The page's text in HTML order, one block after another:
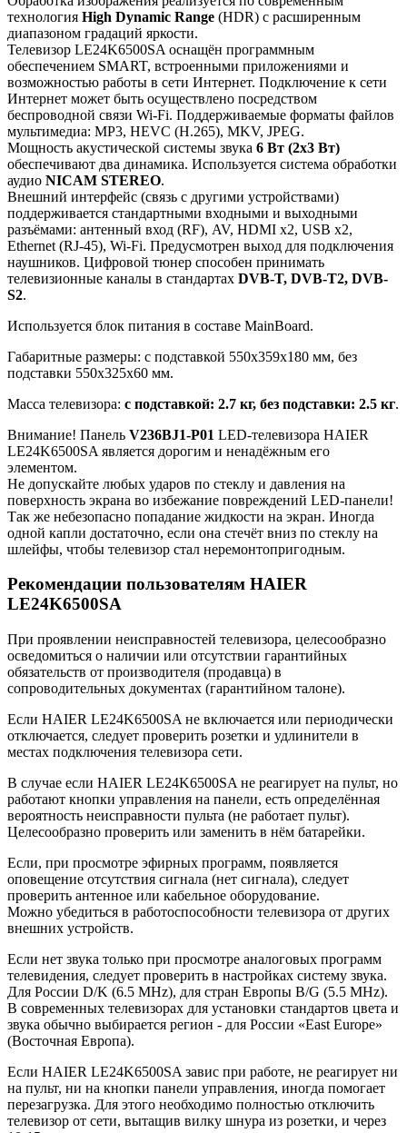
технология High Dynamic Range (HDR) с расширенным
диапазоном градаций яркости.
Телевизор LE24K6500SA оснащён программным
обеспечением SMART, встроенными приложениями и
возможностью работы в сети Интернет. Подключение к сети
Интернет может быть осуществлено посредством
беспроводной связи Wi-Fi. Поддерживаемые форматы файлов
мультимедиа: MP3, HEVC (H.265), MKV, JPEG.
Мощность акустической системы звука 6 Вт (2х3 Вт)
обеспечивают два динамика. Используется система обработки
аудио NICAM STEREO.
Внешний интерфейс (связь с другими устройствами)
поддерживается стандартными входными и выходными
разъёмами: антенный вход (RF), AV, HDMI x2, USB x2,
Ethernet (RJ-45), Wi-Fi. Предусмотрен выход для подключения
наушников. Цифровой тюнер способен принимать
телевизионные каналы в стандартах DVB-T, DVB-T2, DVB-
S2.
Используется блок питания в составе MainBoard.
Габаритные размеры: с подставкой 550x359x180 мм, без
подставки 550x325x60 мм.
Масса телевизора: с подставкой: 2.7 кг, без подставки: 2.5 кг.
Внимание! Панель V236BJ1-P01 LED-телевизора HAIER
LE24K6500SA является дорогим и ненадёжным его
элементом.
Не допускайте любых ударов по стеклу и давления на
поверхность экрана во избежание повреждений LED-панели!
Так же небезопасно попадание жидкости на экран. Иногда
одной капли достаточно, если она стечёт вниз по стеклу на
шлейфы, чтобы телевизор стал неремонтопригодным.
Рекомендации пользователям HAIER
LE24K6500SA
При проявлении неисправностей телевизора, целесообразно
осведомиться о наличии или отсутствии гарантийных
обязательств от производителя (продавца) в
сопроводительных документах (гарантийном талоне).
Если HAIER LE24K6500SA не включается или периодически
отключается, следует проверить розетки и удлинители в
местах подключения телевизора сети.
В случае если HAIER LE24K6500SA не реагирует на пульт, но
работают кнопки управления на панели, есть определённая
вероятность неисправности пульта (не работает пульт).
Целесообразно проверить или заменить в нём батарейки.
Если, при просмотре эфирных программ, появляется
оповещение отсутствия сигнала (нет сигнала), следует
проверить антенное или кабельное оборудование.
Можно убедиться в работоспособности телевизора от других
внешних устройств.
Если нет звука только при просмотре аналоговых программ
телевидения, следует проверить в настройках систему звука.
Для России D/K (6.5 MHz), для стран Европы B/G (5.5 MHz).
В современных телевизорах для установки стандартов цвета и
звука обычно выбирается регион - для России «East Europe»
(Восточная Европа).
Если HAIER LE24K6500SA завис при работе, не реагирует ни
на пульт, ни на кнопки панели управления, иногда помогает
перезагрузка. Для этого необходимо полностью отключить
телевизор от сети, вытащив вилку шнура из розетки, и через